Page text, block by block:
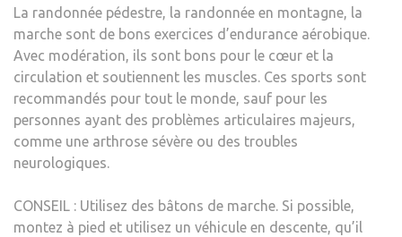
La randonnée pédestre, la randonnée en montagne, la
marche sont de bons exercices d’endurance aérobique.
Avec modération, ils sont bons pour le cœur et la
circulation et soutiennent les muscles. Ces sports sont
recommandés pour tout le monde, sauf pour les
personnes ayant des problèmes articulaires majeurs,
comme une arthrose sévère ou des troubles
neurologiques.
CONSEIL : Utilisez des bâtons de marche. Si possible,
montez à pied et utilisez un véhicule en descente, qu’il